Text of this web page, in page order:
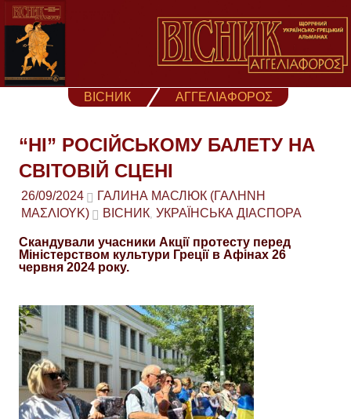
Skip
content
ВІСНИК ΑΓΓΕΛΙΑΦΟΡΟΣ
“НІ” РОСІЙСЬКОМУ БАЛЕТУ НА
СВІТОВІЙ СЦЕНІ
26/09/2024
ГАЛИНА МАСЛЮК (ΓΑΛΉΝΗ
ΜΑΣΛΙΟΎΚ)
ВІСНИК, УКРАЇНСЬКА ДІАСПОРА
Скандували учасники Акції протесту перед
Міністерством культури Греції в Афінах 26
червня 2024 року.